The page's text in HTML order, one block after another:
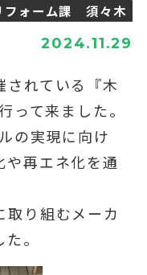
フォーム課 須々木
2024.11.29
されている『木
って来ました。
の実現に向け
や再エネ化を通
取り組むメーカ
。